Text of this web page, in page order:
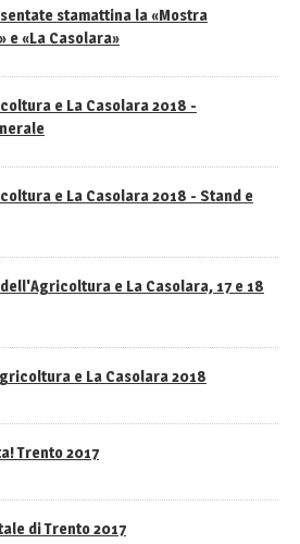
stamattina la «Mostra
«La Casolara»
e La Casolara 2018 -
e La Casolara 2018 - Stand e
e La Casolara, 17 e 18
e La Casolara 2018
Trento 2017
di Trento 2017